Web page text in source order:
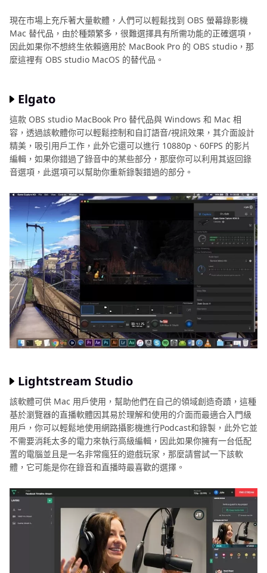
現在市場上充斥著大量軟體，人們可以輕鬆找到 OBS 螢幕錄影機
Mac 替代品，由於種類繁多，很難選擇具有所需功能的正確選項，
因此如果你不想終生依賴適用於 MacBook Pro 的 OBS studio，那
麼這裡有 OBS studio MacOS 的替代品。
Elgato
這款 OBS studio MacBook Pro 替代品與 Windows 和 Mac 相
容，透過該軟體你可以輕鬆控制和自訂語音/視訊效果，其介面設計
精美，吸引用戶工作，此外它還可以進行 10880p、60FPS 的影片
編輯，如果你錯過了錄音中的某些部分，那麼你可以利用其返回錄
音選項，此選項可以幫助你重新錄製錯過的部分。
Lightstream Studio
該軟體可供 Mac 用戶使用，幫助他們在自己的領域創造奇蹟，這種
基於瀏覽器的直播軟體因其易於理解和使用的介面而最適合入門級
用戶，你可以輕鬆地使用網路攝影機進行Podcast和錄製，此外它並
不需要消耗太多的電力來執行高級編輯，因此如果你擁有一台低配
置的電腦並且是一名非常瘋狂的遊戲玩家，那麼請嘗試一下該軟
體，它可能是你在錄音和直播時最喜歡的選擇。